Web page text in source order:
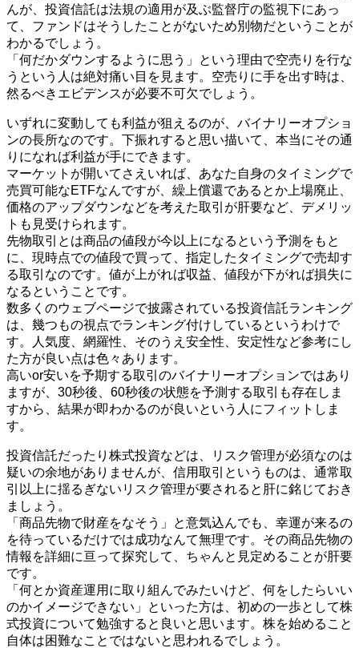
んが、投資信託は法規の適用が及ぶ監督庁の監視下にあっ
て、ファンドはそうしたことがないため別物だということが
わかるでしょう。
「何だかダウンするように思う」という理由で空売りを行な
うという人は絶対痛い目を見ます。空売りに手を出す時は、
然るべきエビデンスが必要不可欠でしょう。
いずれに変動しても利益が狙えるのが、バイナリーオプショ
ンの長所なのです。下振れすると思い描いて、本当にその通
りになれば利益が手にできます。
マーケットが開いてさえいれば、あなた自身のタイミングで
売買可能なETFなんですが、繰上償還であるとか上場廃止、
価格のアップダウンなどを考えた取引が肝要など、デメリッ
トも見受けられます。
先物取引とは商品の値段が今以上になるという予測をもと
に、現時点での値段で買って、指定したタイミングで売却す
る取引なのです。値が上がれば収益、値段が下がれば損失に
なるということです。
数多くのウェブページで披露されている投資信託ランキング
は、幾つもの視点でランキング付けしているというわけで
す。人気度、網羅性、そのうえ安全性、安定性など参考にし
た方が良い点は色々あります。
高いor安いを予期する取引のバイナリーオプションではあり
ますが、30秒後、60秒後の状態を予測する取引も存在しま
すから、結果が即わかるのが良いという人にフィットしま
す。
投資信託だったり株式投資などは、リスク管理が必須なのは
疑いの余地がありませんが、信用取引というものは、通常取
引以上に揺るぎないリスク管理が要されると肝に銘じておき
ましょう。
「商品先物で財産をなそう」と意気込んでも、幸運が来るの
を待っているだけでは成功なんて無理です。その商品先物の
情報を詳細に亘って探究して、ちゃんと見定めることが肝要
です。
「何とか資産運用に取り組んでみたいけど、何をしたらいい
のかイメージできない」といった方は、初めの一歩として株
式投資について勉強すると良いと思います。株を始めること
自体は困難なことではないと思われるでしょう。